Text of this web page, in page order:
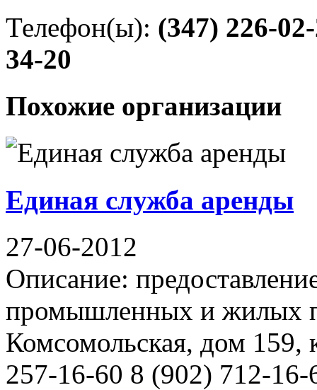
Телефон(ы): (347) 226-
34-20
Похожие организации
Единая служба аренды
27-06-2012
Описание:
промышленных и жилых
Комсомольская, дом
257-16-60 8 (902) 712-16-